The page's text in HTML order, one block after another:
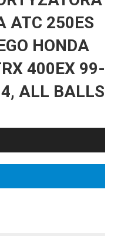
ATC 250ES
HONDA
400EX 99-
ALL BALLS